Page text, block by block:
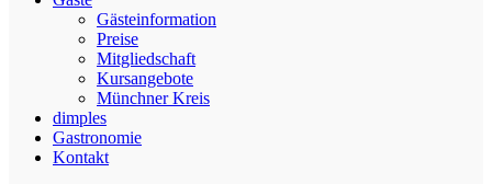
Gästeinformation
Preise
Mitgliedschaft
Kursangebote
Münchner Kreis
dimples
Gastronomie
Kontakt